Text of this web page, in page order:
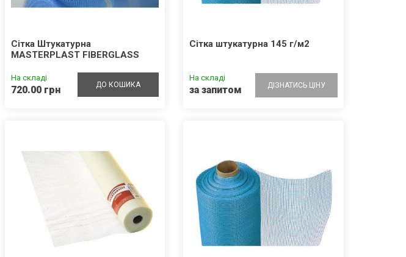
Арматура Ø 12мм, 6м
39.00 грн/м
Керамічний блок FP-Klinker 2НФ
м-125 Мамрин
На складі
20.70 грн/шт. ДО КОШИКА
Cітка Штукатурна
MASTERPLAST FIBERGLASS
На складі
720.00 грн ДО КОШИКА
Сітка штукатурна 145 г/м2
На складі
за запитом ДІЗНАТИСЬ ЦІНУ